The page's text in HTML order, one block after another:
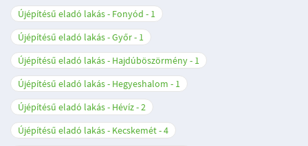
Újépítésű eladó lakás - Fonyód
1
Újépítésű eladó lakás - Győr
1
Újépítésű eladó lakás - Hajdúböszörmény
1
Újépítésű eladó lakás - Hegyeshalom
1
Újépítésű eladó lakás - Hévíz 2
Újépítésű eladó lakás - Kecskemét 4